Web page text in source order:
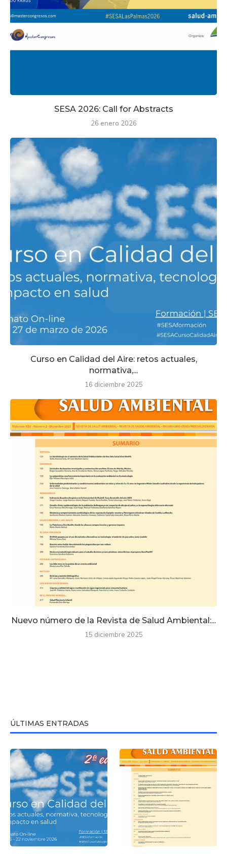
SESA 2026: Call for Abstracts
26 enero 2026
Curso en Calidad del Aire: retos actuales,
normativa,...
16 diciembre 2025
Nuevo número de la Revista de Salud Ambiental:...
15 diciembre 2025
ÚLTIMAS ENTRADAS